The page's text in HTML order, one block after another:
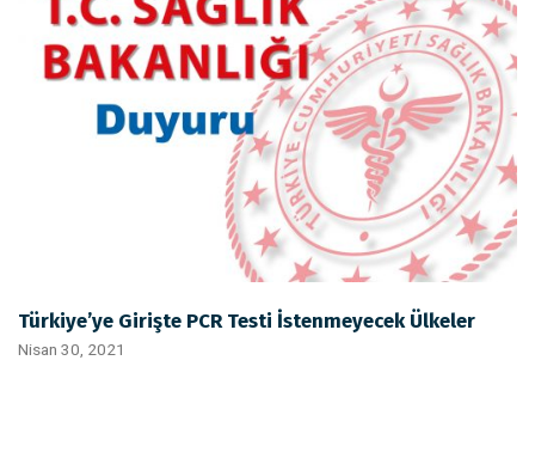
Türkiye’ye Girişte PCR Testi İstenmeyecek Ülkeler
Nisan 30, 2021